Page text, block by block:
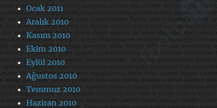
Ocak 2011
Aralık 2010
Kasım 2010
Ekim 2010
Eylül 2010
Ağustos 2010
Temmuz 2010
Haziran 2010